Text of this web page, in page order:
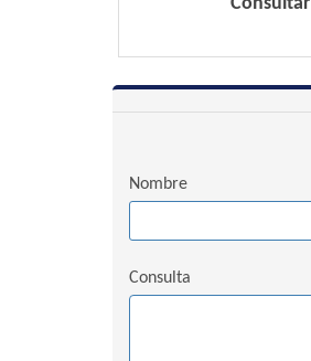
Consultar
Nombre
Consulta